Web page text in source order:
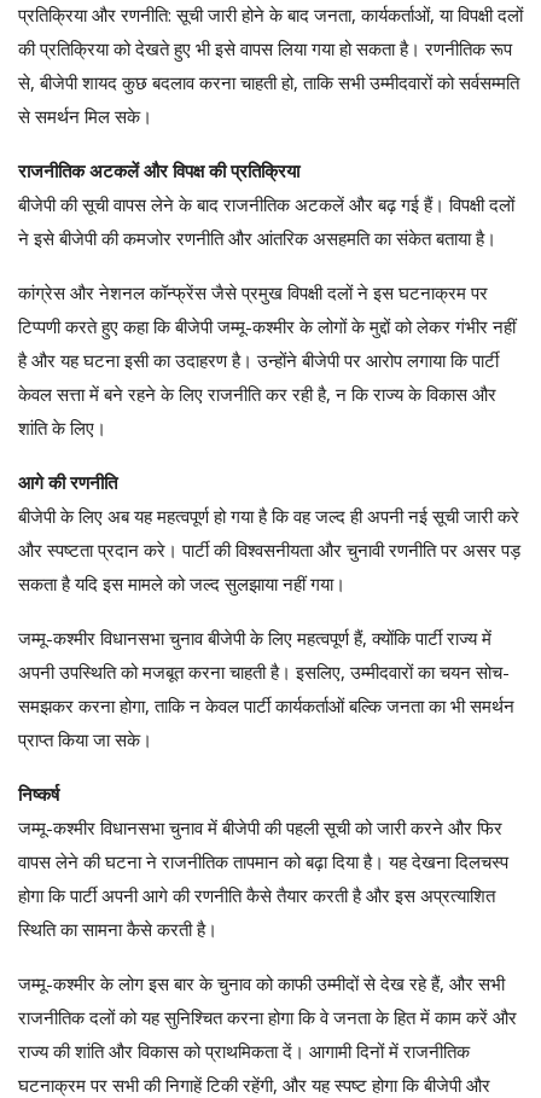
प्रतिक्रिया और रणनीति: सूची जारी होने के बाद जनता, कार्यकर्ताओं, या विपक्षी दलों
की प्रतिक्रिया को देखते हुए भी इसे वापस लिया गया हो सकता है। रणनीतिक रूप
से, बीजेपी शायद कुछ बदलाव करना चाहती हो, ताकि सभी उम्मीदवारों को सर्वसम्मति
से समर्थन मिल सके।
राजनीतिक अटकलें और विपक्ष की प्रतिक्रिया
बीजेपी की सूची वापस लेने के बाद राजनीतिक अटकलें और बढ़ गई हैं। विपक्षी दलों
ने इसे बीजेपी की कमजोर रणनीति और आंतरिक असहमति का संकेत बताया है।
कांग्रेस और नेशनल कॉन्फ्रेंस जैसे प्रमुख विपक्षी दलों ने इस घटनाक्रम पर
टिप्पणी करते हुए कहा कि बीजेपी जम्मू-कश्मीर के लोगों के मुद्दों को लेकर गंभीर नहीं
है और यह घटना इसी का उदाहरण है। उन्होंने बीजेपी पर आरोप लगाया कि पार्टी
केवल सत्ता में बने रहने के लिए राजनीति कर रही है, न कि राज्य के विकास और
शांति के लिए।
आगे की रणनीति
बीजेपी के लिए अब यह महत्वपूर्ण हो गया है कि वह जल्द ही अपनी नई सूची जारी करे
और स्पष्टता प्रदान करे। पार्टी की विश्वसनीयता और चुनावी रणनीति पर असर पड़
सकता है यदि इस मामले को जल्द सुलझाया नहीं गया।
जम्मू-कश्मीर विधानसभा चुनाव बीजेपी के लिए महत्वपूर्ण हैं, क्योंकि पार्टी राज्य में
अपनी उपस्थिति को मजबूत करना चाहती है। इसलिए, उम्मीदवारों का चयन सोच-
समझकर करना होगा, ताकि न केवल पार्टी कार्यकर्ताओं बल्कि जनता का भी समर्थन
प्राप्त किया जा सके।
निष्कर्ष
जम्मू-कश्मीर विधानसभा चुनाव में बीजेपी की पहली सूची को जारी करने और फिर
वापस लेने की घटना ने राजनीतिक तापमान को बढ़ा दिया है। यह देखना दिलचस्प
होगा कि पार्टी अपनी आगे की रणनीति कैसे तैयार करती है और इस अप्रत्याशित
स्थिति का सामना कैसे करती है।
जम्मू-कश्मीर के लोग इस बार के चुनाव को काफी उम्मीदों से देख रहे हैं, और सभी
राजनीतिक दलों को यह सुनिश्चित करना होगा कि वे जनता के हित में काम करें और
राज्य की शांति और विकास को प्राथमिकता दें। आगामी दिनों में राजनीतिक
घटनाक्रम पर सभी की निगाहें टिकी रहेंगी, और यह स्पष्ट होगा कि बीजेपी और